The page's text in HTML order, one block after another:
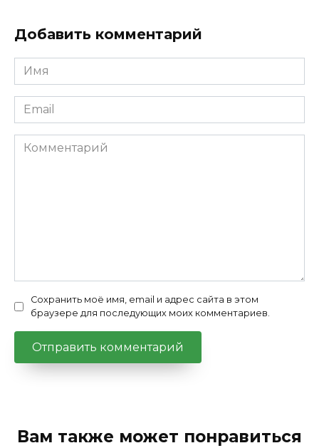
Добавить комментарий
Имя
*
Email
*
Комментарий
Сохранить моё имя, email и адрес сайта в этом
браузере для последующих моих комментариев.
Вам также может понравиться